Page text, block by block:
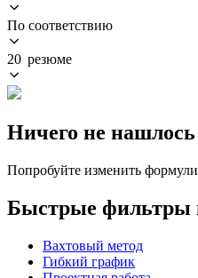
По соответствию
20 резюме
Ничего не нашлось
Попробуйте изменить
Быстрые фильтры
Вахтовый метод
Гибкий график